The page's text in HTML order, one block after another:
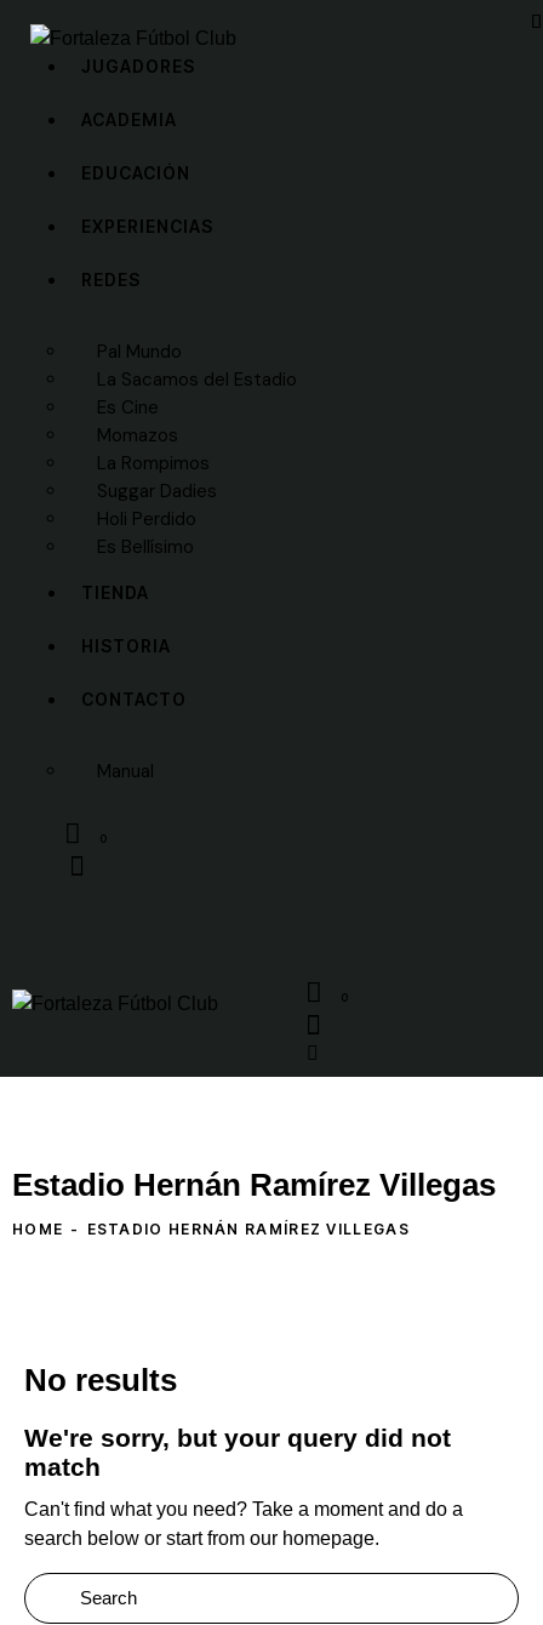
JUGADORES
ACADEMIA
EDUCACIÓN
EXPERIENCIAS
REDES
Pal Mundo
La Sacamos del Estadio
Es Cine
Momazos
La Rompimos
Suggar Dadies
Holi Perdido
Es Bellísimo
TIENDA
HISTORIA
CONTACTO
Manual
0
0
Estadio Hernán Ramírez Villegas
HOME ESTADIO HERNÁN RAMÍREZ VILLEGAS
No results
We're sorry, but your query did not
match
Can't find what you need? Take a moment and do a
search below or start from our homepage.